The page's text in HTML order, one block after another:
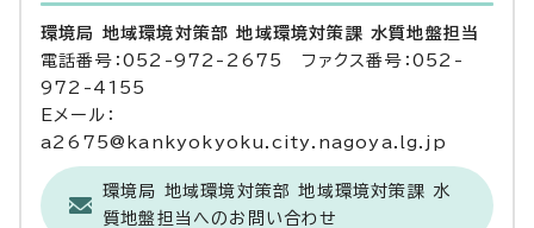
環境局 地域環境対策部 地域環境対策課 水質地盤担当
電話番号：052-972-2675 ファクス番号：052-
972-4155
Eメール：
a2675@kankyokyoku.city.nagoya.lg.jp
環境局 地域環境対策部 地域環境対策課 水
質地盤担当へのお問い合わせ